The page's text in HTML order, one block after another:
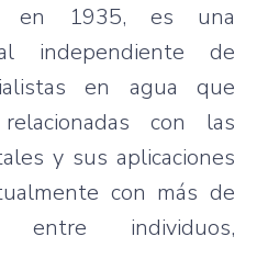
en 1935, es una
independiente de
en agua que
con las
y sus aplicaciones
con más de
entre individuos,